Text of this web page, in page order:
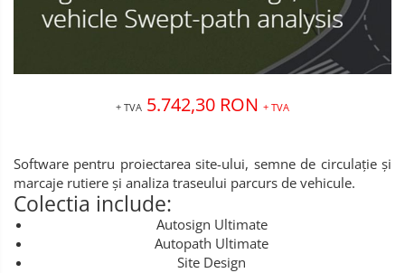
+ TVA 5.742,30 RON + TVA
Software pentru proiectarea site-ului, semne de circulație și
marcaje rutiere și analiza traseului parcurs de vehicule.
Colectia include:
Autosign Ultimate
Autopath Ultimate
Site Design